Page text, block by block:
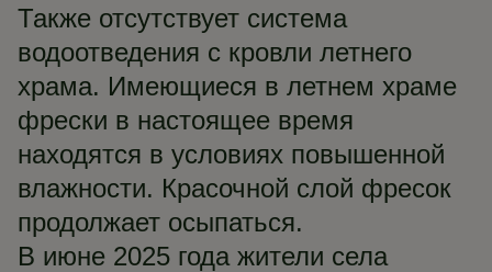
Также отсутствует система
водоотведения с кровли летнего
храма. Имеющиеся в летнем храме
фрески в настоящее время
находятся в условиях повышенной
влажности. Красочной слой фресок
продолжает осыпаться.
В июне 2025 года жители села